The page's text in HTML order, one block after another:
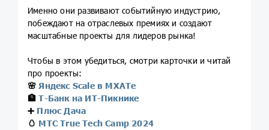
Именно они развивают событийную индустрию,
побеждают на отраслевых премиях и создают
масштабные проекты для лидеров рынка!
Чтобы в этом убедиться, смотри карточки и читай
про проекты:
🌸 Яндекс Scale в МХАТе
🏦 Т-Банк на ИТ-Пикнике
➕ Плюс Дача
🥚 МТС True Tech Сamp 2024